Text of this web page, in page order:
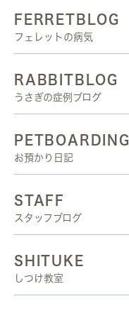
FERRETBLOG
フェレットの病気
RABBITBLOG
うさぎの症例ブログ
PETBOARDING
お預かり日記
STAFF
スタッフブログ
SHITUKE
しつけ教室